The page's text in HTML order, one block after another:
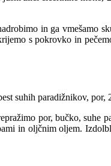
in ga
s pokrovko in
suhih paradižnikov,
por, bučko, suhe
in oljčnim oljem.